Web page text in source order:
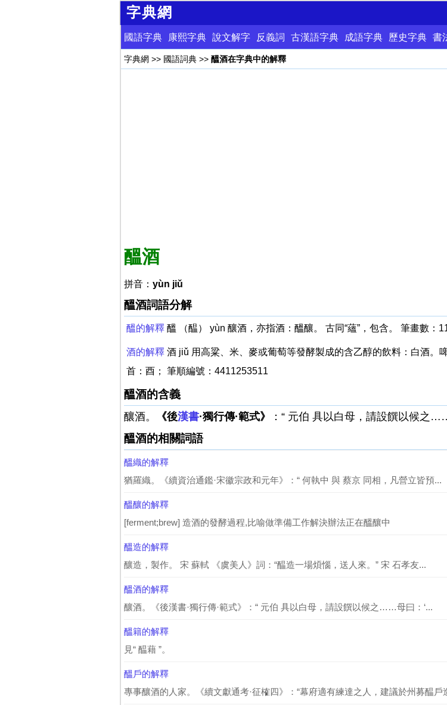
字典網
國語字典 康熙字典 說文解字 反義詞 古漢語字典 成語字典 歷史字典 書
字典網 >> 國語詞典>> 醞酒在字典中的解釋
醞酒
拼音： yùn jiǔ
醞酒詞語分解
醞的解釋醞 （醖） yùn 釀酒，亦指酒：醞釀。 古同“蘊”，包含。 筆畫數：
酒的解釋酒 jiǔ 用高粱、米、麥或葡萄等發酵製成的含乙醇的飲料：白酒。
首：酉； 筆順編號：4411253511
醞酒的含義
釀酒。 《後漢書·獨行傳·範式》 ：“ 元伯 具以白母，請設饌以候之
醞酒的相關詞語
醞織的解釋
猶羅織。《續資治通鑑·宋徽宗政和元年》：“ 何執中 與 蔡京 同相，凡營立皆預...
醞釀的解釋
[ferment;brew] 造酒的發酵過程,比喻做準備工作解決辦法正在醞釀中
醞造的解釋
釀造，製作。 宋 蘇軾 《虞美人》詞：“醖造一場煩惱，送人來。” 宋 石孝友...
醞酒的解釋
釀酒。《後漢書·獨行傳·範式》：“ 元伯 具以白母，請設饌以候之……母曰：‘...
醞籍的解釋
見“ 醖藉 ”。
醞戶的解釋
專事釀酒的人家。《續文獻通考·征榷四》：“幕府適有練達之人，建議於州募醖戶